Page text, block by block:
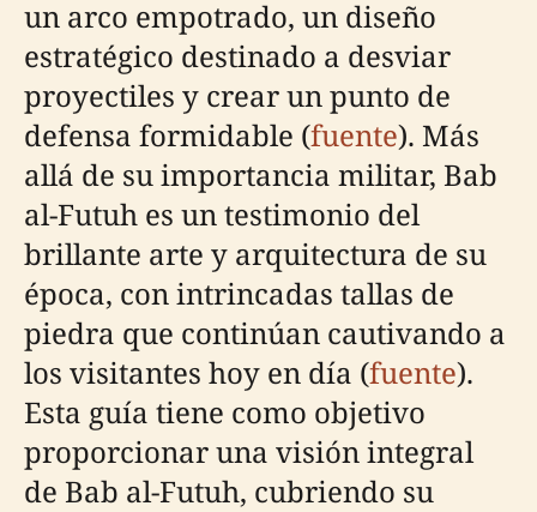
un arco empotrado, un diseño
estratégico destinado a desviar
proyectiles y crear un punto de
defensa formidable (fuente). Más
allá de su importancia militar, Bab
al-Futuh es un testimonio del
brillante arte y arquitectura de su
época, con intrincadas tallas de
piedra que continúan cautivando a
los visitantes hoy en día (fuente).
Esta guía tiene como objetivo
proporcionar una visión integral
de Bab al-Futuh, cubriendo su